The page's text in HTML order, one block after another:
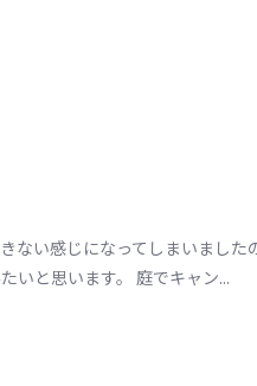
ない感じになってしまいました
いと思います。 庭でキャン...